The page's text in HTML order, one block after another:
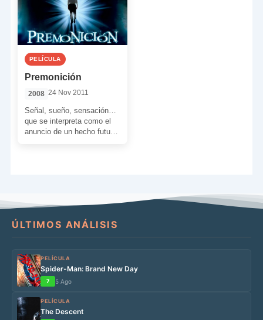
PELÍCULA
Premonición
2008 24 Nov 2011
Señal, sueño, sensación…
que se interpreta como el
anuncio de un hecho futuro.
ÚLTIMOS ANÁLISIS
PELÍCULA
Spider-Man: Brand New Day
7 5 Ago
PELÍCULA
The Descent